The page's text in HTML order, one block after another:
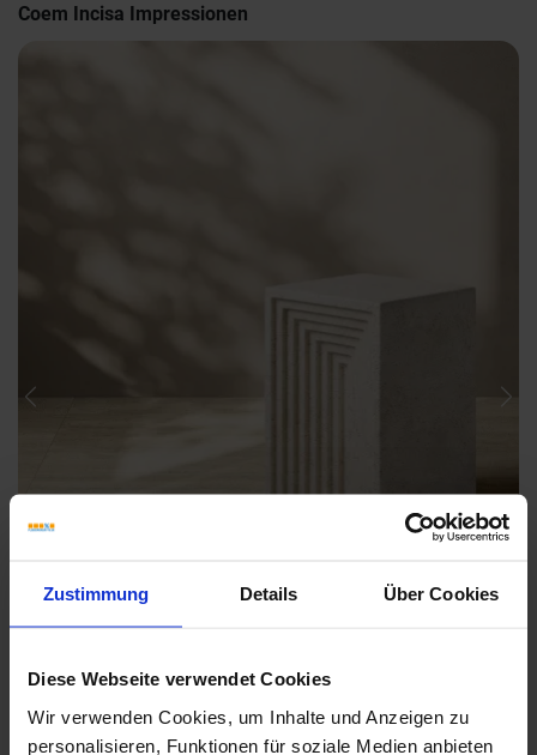
Zustimmung Details Über Cookies
Diese Webseite verwendet Cookies
Wir verwenden Cookies, um Inhalte und Anzeigen zu
personalisieren, Funktionen für soziale Medien anbieten
Coem Incisa Impressionen
Previous